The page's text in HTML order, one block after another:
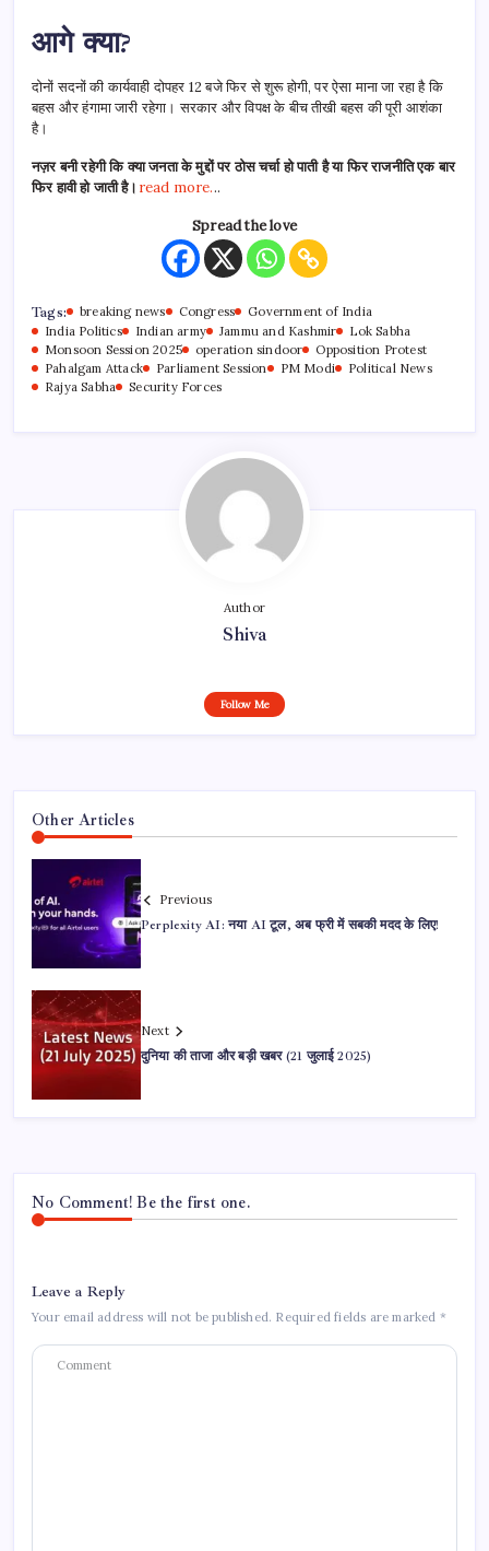
आगे क्या?
दोनों सदनों की कार्यवाही दोपहर 12 बजे फिर से शुरू होगी, पर ऐसा माना जा रहा है कि
बहस और हंगामा जारी रहेगा। सरकार और विपक्ष के बीच तीखी बहस की पूरी आशंका
है।
नज़र बनी रहेगी कि क्या जनता के मुद्दों पर ठोस चर्चा हो पाती है या फिर राजनीति एक बार
फिर हावी हो जाती है। read more...
Spread the love
Tags: breaking news Congress
Government of India
India Politics
Indian army Jammu and Kashmir
Lok Sabha
Monsoon Session 2025
operation sindoor
Opposition Protest
Pahalgam Attack
Parliament Session PM Modi
Political News
Rajya Sabha
Security Forces
Author
Shiva
Follow Me
Other Articles
Previous
Perplexity AI: नया AI टूल, अब फ्री में सबकी मदद के लिए!
Next
दुनिया की ताजा और बड़ी खबर (21 जुलाई 2025)
No Comment! Be the first one.
Leave a Reply
Your email address will not be published. Required fields are marked *